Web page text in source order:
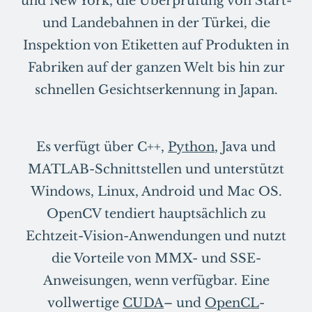
und Landebahnen in der Türkei, die
Inspektion von Etiketten auf Produkten in
Fabriken auf der ganzen Welt bis hin zur
schnellen Gesichtserkennung in Japan.
Es verfügt über C++, Python, Java und
MATLAB-Schnittstellen und unterstützt
Windows, Linux, Android und Mac OS.
OpenCV tendiert hauptsächlich zu
Echtzeit-Vision-Anwendungen und nutzt
die Vorteile von MMX- und SSE-
Anweisungen, wenn verfügbar. Eine
vollwertige CUDA– und OpenCL-